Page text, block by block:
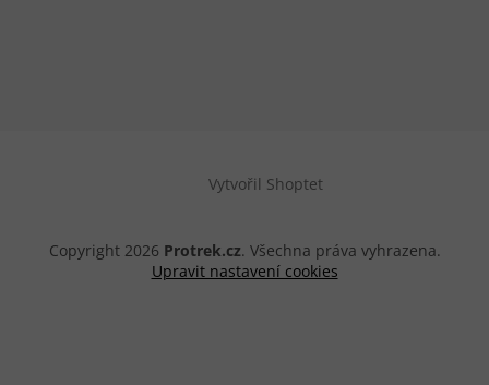
Vytvořil Shoptet
Copyright 2026 Protrek.cz. Všechna práva vyhrazena.
Upravit nastavení cookies